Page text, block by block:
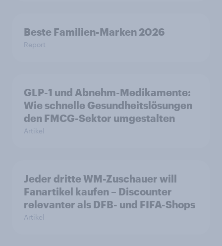
Beste Familien-Marken 2026
Report
GLP-1 und Abnehm-Medikamente:
Wie schnelle Gesundheitslösungen
den FMCG-Sektor umgestalten
Artikel
Jeder dritte WM-Zuschauer will
Fanartikel kaufen – Discounter
relevanter als DFB- und FIFA-Shops
Artikel